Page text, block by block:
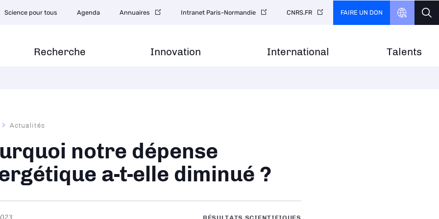
Recherche Innovation International Talents
Science pour tous Agenda Annuaires Intranet Paris-Normandie CNRS.FR FAIRE UN DON
Actualités
notre dépense
a-t-elle diminué ?